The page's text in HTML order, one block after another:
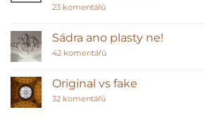
23 komentářůu
názvem
Polyuretanové
stropní
klasická
hodnota
interiéru?
Sádra ano plasty ne!
42 komentářůu
názvem
Sádra
Original vs fake
32 komentářůu